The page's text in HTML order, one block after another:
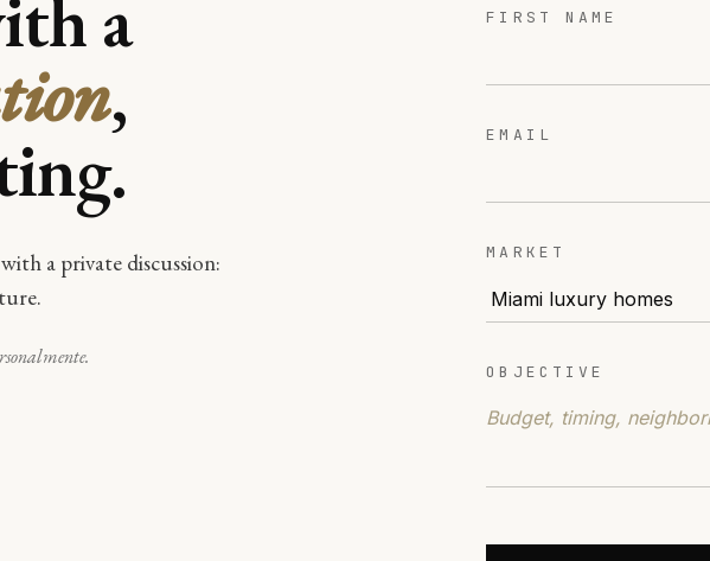
a
,
a private discussion:
FIRST NAME
EMAIL
MARKET
OBJECTIVE